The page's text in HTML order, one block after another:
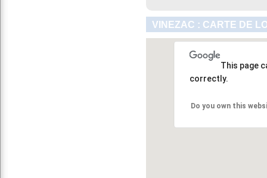
VINEZAC : CARTE DE
This page
correctly.
Do you own this